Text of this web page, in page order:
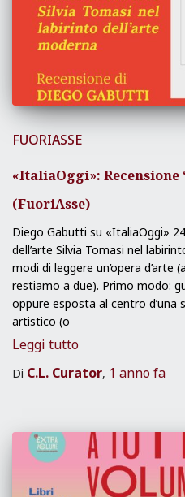
FUORIASSE
«ItaliaOggi»:
(FuoriAsse)
Diego Gabutti su «ItaliaOggi»
dell’arte Silvia Tomasi nel
modi di leggere un’opera d’arte
restiamo a due). Primo modo:
oppure esposta al centro d’una
artistico (o
Leggi tutto
Di C.L. Curator, 1 annofa